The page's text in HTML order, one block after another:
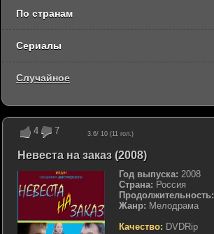
4 7 3.6/ 10 (11 гол.)
Невеста на заказ (2008)
Год выпуска: 2008
Страна: Россия
Продолжительность:
Жанр: Мелодрама
Качество: DVDRip
По странам
Сериалы
Случайное